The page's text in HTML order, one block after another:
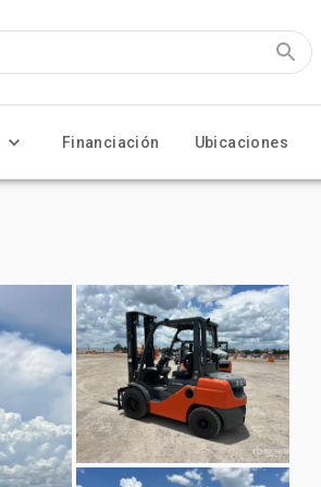
Financiación Ubicaciones